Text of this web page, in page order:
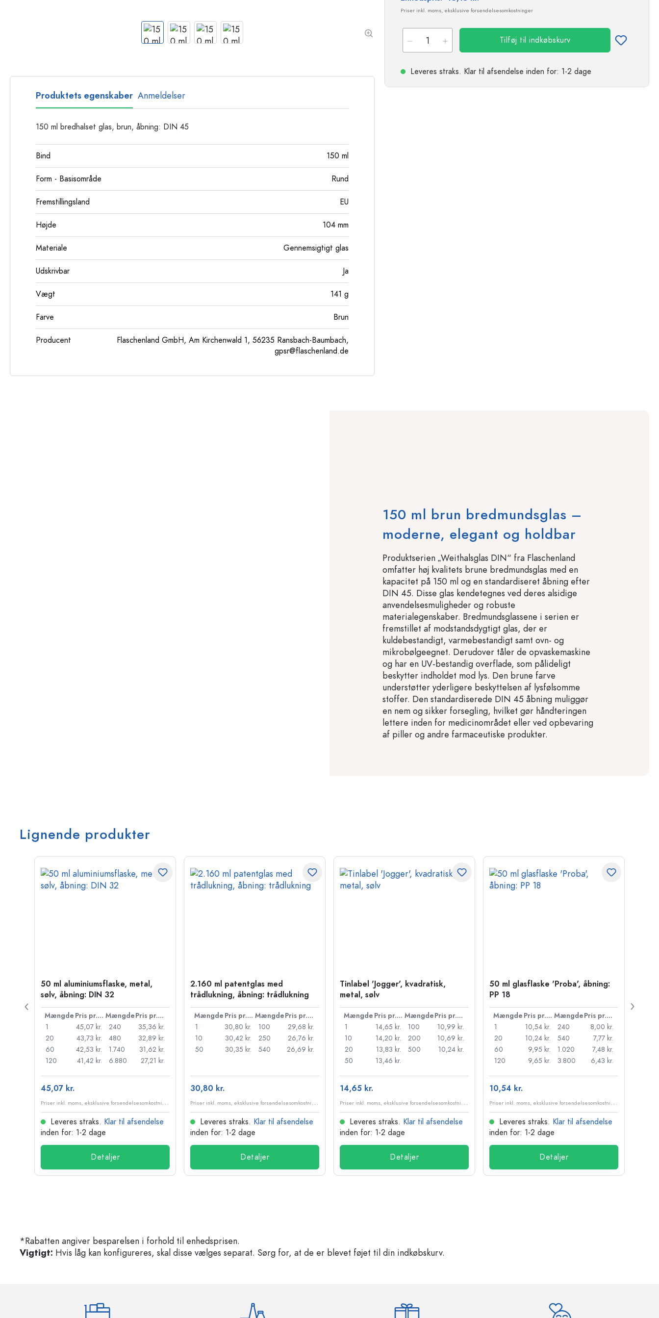
Priser inkl. moms, eksklusive forsendelsesomkostninger
Tilføj til indkøbskurv
Leveres straks. Klar til afsendelse inden for: 1-2 dage
Produktets egenskaber Anmeldelser
150 ml bredhalset glas, brun, åbning: DIN 45
Bind 150 ml
Form - Basisområde Rund
Fremstillingsland EU
Højde 104 mm
Materiale Gennemsigtigt glas
Udskrivbar Ja
Vægt 141 g
Farve Brun
Producent
Flaschenland GmbH, Am Kirchenwald 1, 56235 Ransbach-Baumbach,
gpsr@flaschenland.de
150 ml brun bredmundsglas –
moderne, elegant og holdbar
Produktserien „Weithalsglas DIN“ fra Flaschenland
omfatter høj kvalitets brune bredmundsglas med en
kapacitet på 150 ml og en standardiseret åbning efter
DIN 45. Disse glas kendetegnes ved deres alsidige
anvendelsesmuligheder og robuste
materialegenskaber. Bredmundsglassene i serien er
fremstillet af modstandsdygtigt glas, der er
kuldebestandigt, varmebestandigt samt ovn- og
mikrobølgeegnet. Derudover tåler de opvaskemaskine
og har en UV-bestandig overflade, som pålideligt
beskytter indholdet mod lys. Den brune farve
understøtter yderligere beskyttelsen af lysfølsomme
stoffer. Den standardiserede DIN 45 åbning muliggør
en nem og sikker forsegling, hvilket gør håndteringen
lettere inden for medicinområdet eller ved opbevaring
af piller og andre farmaceutiske produkter.
Lignende produkter
50 ml aluminiumsflaske, metal,
sølv, åbning: DIN 32
Mængde Pris pr. stk. Mængde
Pris pr. stk.
1
45,07 kr.
20
43,73 kr.
60
42,53 kr.
120
41,42 kr.
240
35,36 kr.
480
32,89 kr.
1.740
31,62 kr.
6.880
27,21 kr.
45,07 kr.
P
riser inkl. moms, eksklusive forsendelsesomkostninger
Leveres straks. Klar til afsendelse
inden for: 1-2 dage
Detaljer
2.160 ml patentglas med
trådlukning, åbning: trådlukning
Mængde Pris pr. stk. Mængde
Pris pr. stk.
1
30,80 kr.
10
30,42 kr.
50
30,35 kr.
100
29,68 kr.
250
26,76 kr.
540
26,69 kr.
30,80 kr.
P
riser inkl. moms, eksklusive forsendelsesomkostninger
Leveres straks. Klar til afsendelse
inden for: 1-2 dage
Detaljer
Tinlabel 'Jogger', kvadratisk,
metal, sølv
Mængde Pris pr. stk. Mængde
Pris pr. stk.
1
14,65 kr.
10
14,20 kr.
20
13,83 kr.
50
13,46 kr.
100
10,99 kr.
200
10,69 kr.
500
10,24 kr.
14,65 kr.
P
riser inkl. moms, eksklusive forsendelsesomkostninger
Leveres straks. Klar til afsendelse
inden for: 1-2 dage
Detaljer
50 ml glasflaske 'Proba', åbning:
PP 18
Mængde Pris pr. stk. Mængde
Pris pr. stk.
1
10,54 kr.
20
10,24 kr.
60
9,95 kr.
120
9,65 kr.
240
8,00 kr.
540
7,77 kr.
1.020
7,48 kr.
3.800
6,43 kr.
10,54 kr.
P
riser inkl. moms, eksklusive forsendelsesomkostninger
Leveres straks. Klar til afsendelse
inden for: 1-2 dage
Detaljer
*Rabatten angiver besparelsen i forhold til enhedsprisen.
Vigtigt: Hvis låg kan konfigureres, skal disse vælges separat. Sørg for, at de er blevet føjet til din indkøbskurv.